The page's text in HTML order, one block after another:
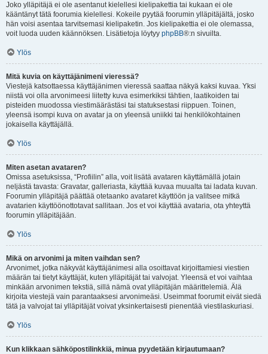
Joko ylläpitäjä ei ole asentanut kielellesi kielipakettia tai kukaan ei ole
kääntänyt tätä foorumia kielellesi. Kokeile pyytää foorumin ylläpitäjältä, josko
hän voisi asentaa tarvitsemasi kielipaketin. Jos kielipakettia ei ole olemassa,
voit luoda uuden käännöksen. Lisätietoja löytyy phpBB®:n sivuilta.
Ylös
Mitä kuvia on käyttäjänimeni vieressä?
Viestejä katsottaessa käyttäjänimen vieressä saattaa näkyä kaksi kuvaa. Yksi
niistä voi olla arvonimeesi liitetty kuva esimerkiksi tähtien, laatikoiden tai
pisteiden muodossa viestimäärästäsi tai statuksestasi riippuen. Toinen,
yleensä isompi kuva on avatar ja on yleensä uniikki tai henkilökohtainen
jokaisella käyttäjällä.
Ylös
Miten asetan avataren?
Omissa asetuksissa, “Profiilin” alla, voit lisätä avataren käyttämällä jotain
neljästä tavasta: Gravatar, galleriasta, käyttää kuvaa muualta tai ladata kuvan.
Foorumin ylläpitäjä päättää otetaanko avataret käyttöön ja valitsee mitkä
avatarien käyttöönottotavat sallitaan. Jos et voi käyttää avataria, ota yhteyttä
foorumin ylläpitäjään.
Ylös
Mikä on arvonimi ja miten vaihdan sen?
Arvonimet, jotka näkyvät käyttäjänimesi alla osoittavat kirjoittamiesi viestien
määrän tai tietyt käyttäjät, kuten ylläpitäjät tai valvojat. Yleensä et voi vaihtaa
minkään arvonimen tekstiä, sillä nämä ovat ylläpitäjän määrittelemiä. Älä
kirjoita viestejä vain parantaaksesi arvonimeäsi. Useimmat foorumit eivät siedä
tätä ja valvojat tai ylläpitäjät voivat yksinkertaisesti pienentää viestilaskuriasi.
Ylös
Kun klikkaan sähköpostilinkkiä, minua pyydetään kirjautumaan?